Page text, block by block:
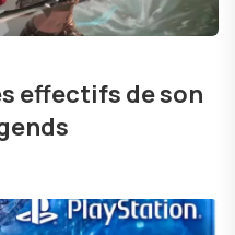
effectifs de son